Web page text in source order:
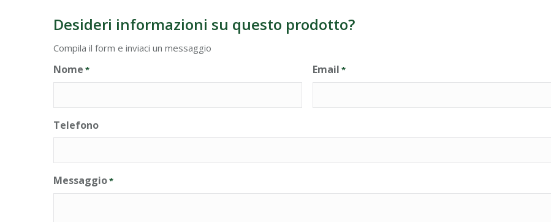
Desideri informazioni su questo prodotto?
Compila il form e inviaci un messaggio
Nome * Email *
Telefono
Messaggio*